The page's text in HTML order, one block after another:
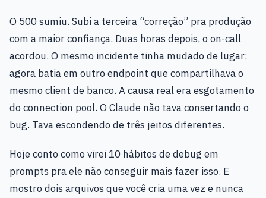
O 500 sumiu. Subi a terceira “correção” pra produção
com a maior confiança. Duas horas depois, o on-call
acordou. O mesmo incidente tinha mudado de lugar:
agora batia em outro endpoint que compartilhava o
mesmo client de banco. A causa real era esgotamento
do connection pool. O Claude não tava consertando o
bug. Tava escondendo de três jeitos diferentes.
Hoje conto como virei 10 hábitos de debug em
prompts pra ele não conseguir mais fazer isso. E
mostro dois arquivos que você cria uma vez e nunca